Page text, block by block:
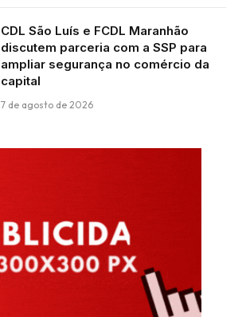
CDL São Luís e FCDL Maranhão
discutem parceria com a SSP para
ampliar segurança no comércio da
capital
7 de agosto de 2026